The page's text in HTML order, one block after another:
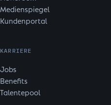
Medienspiegel
Kundenportal
KARRIERE
Jobs
Benefits
Talentepool